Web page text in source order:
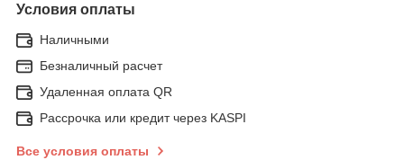
Условия оплаты
Наличными
Безналичный расчет
Удаленная оплата QR
Рассрочка или кредит через KASPI
Все условия оплаты